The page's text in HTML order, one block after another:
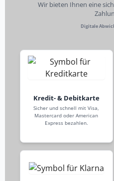
Wir bieten Ihnen eine
Digitale
Kredit- & Debitkarte
Sicher und schnell mit Visa,
Mastercard oder American
Express bezahlen.